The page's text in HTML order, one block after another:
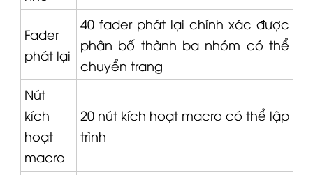
Fader
phát lại
40 fader phát lại chính xác được
phân bố thành ba nhóm có thể
chuyển trang
Nút
kích
hoạt
macro
20 nút kích hoạt macro có thể lập
trình